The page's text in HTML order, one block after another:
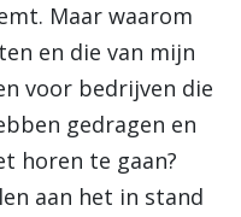
Maar waarom
en die van mijn
voor bedrijven die
gedragen en
horen te gaan?
aan het in stand